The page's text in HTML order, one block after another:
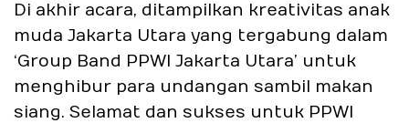
Di akhir acara, ditampilkan kreativitas anak
muda Jakarta Utara yang tergabung dalam
‘Group Band PPWI Jakarta Utara’ untuk
menghibur para undangan sambil makan
siang. Selamat dan sukses untuk PPWI